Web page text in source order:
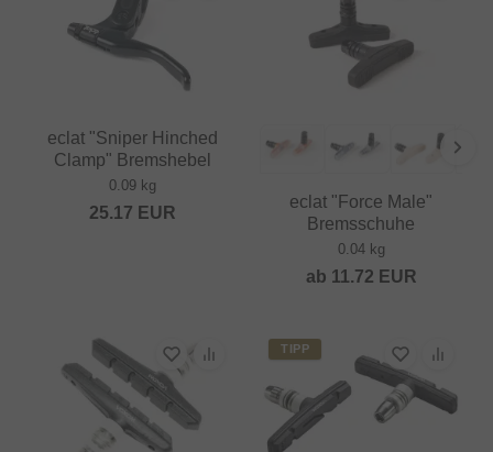
eclat "Sniper Hinched
Clamp" Bremshebel
0.09 kg
25.17 EUR
eclat "Force Male"
Bremsschuhe
0.04 kg
ab 11.72 EUR
TIPP